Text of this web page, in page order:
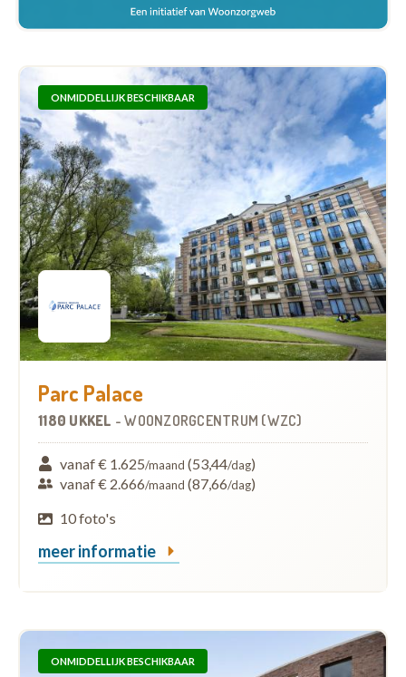
ONMIDDELLIJK BESCHIKBAAR
Parc Palace
1180 UKKEL -WOONZORGCENTRUM (WZC)
vanaf € 1.625/maand (53,44/dag)
vanaf € 2.666/maand (87,66/dag)
10 foto's
meer informatie
ONMIDDELLIJK BESCHIKBAAR